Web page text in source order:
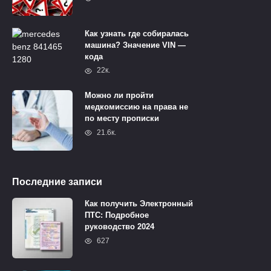
Как узнать где собиралась
машина? Значение VIN —
кода
22к.
Можно ли пройти
медкомиссию на права не
по месту прописки
21.6к.
Последние записи
Как получить Электронный
ПТС: Подробное
руководство 2024
627